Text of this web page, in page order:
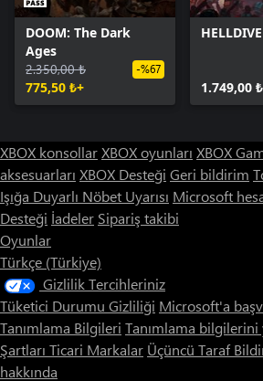
DOOM: The Dark
Ages
2.350,00 ₺
775,50 ₺+
-%67
1.749,00
XBOX konsollarXBOX oyunları XBOX
aksesuarları XBOX Desteği Geri bildirim
Işığa Duyarlı Nöbet Uyarısı Microsoft
Desteği İadeler Sipariş takibi
Oyunlar
Türkçe (Türkiye)
Gizlilik Tercihleriniz
Tüketici Durumu Gizliliği Microsoft'a
Tanımlama Bilgileri Tanımlama
Şartları Ticari Markalar Üçüncü Taraf
hakkında